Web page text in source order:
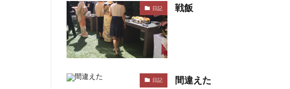
日記 戦飯
日記 間違えた